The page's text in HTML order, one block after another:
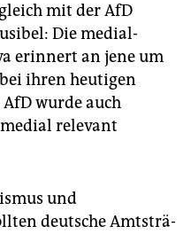
mit der AfD
Die medial-
erinnert an jene um
ihren heutigen
wurde auch
relevant
und
deutsche Amts­trä­